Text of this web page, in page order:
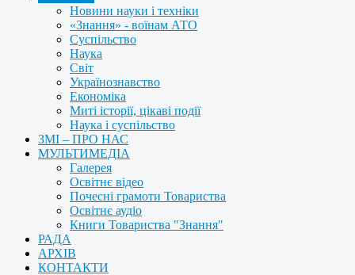
Новини науки і техніки
«Знання» - воїнам АТО
Суспільство
Наука
Світ
Українознавство
Економіка
Миті історії, цікаві події
Наука і суспільство
ЗМІ – ПРО НАС
МУЛЬТИМЕДІА
Галерея
Освітнє відео
Почесні грамоти Товариства
Освітнє аудіо
Книги Товариства "Знання"
РАДА
АРХІВ
КОНТАКТИ